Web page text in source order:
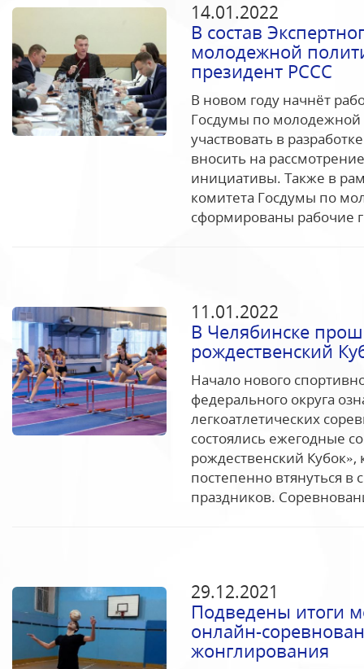
14.01.2022
В состав
молодежной
президент РССС
В новом году начнёт
Госдумы по
участвовать в
вносить на
инициативы. Также в
комитета Госдумы по
сформированы рабочие
11.01.2022
В Челябинске
рождественский
Начало нового
федерального округа
легкоатлетических
состоялись ежегодные
рождественский
постепенно втянуться
праздников.
29.12.2021
Подведены итоги
онлайн-
жонглирования